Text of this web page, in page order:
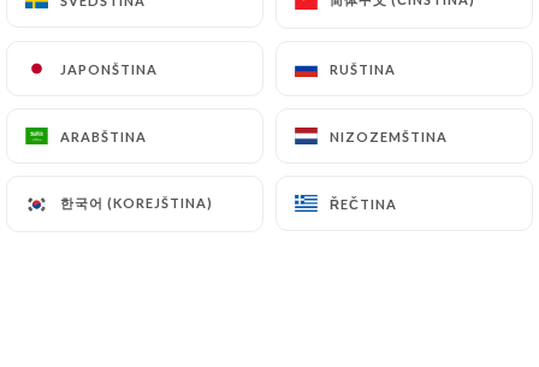
JAPONŠTINA RUŠTINA
ARABŠTINA NIZOZEMŠTINA
한국어 (KOREJŠTINA) ŘEČTINA
/
JAPONŠTINA RUŠTINA
ARABŠTINA NIZOZEMŠTINA
한국어 (KOREJŠTINA) ŘEČTINA